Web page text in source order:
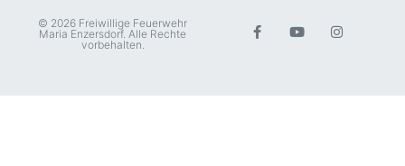
© 2026 Freiwillige Feuerwehr
Maria Enzersdorf. Alle Rechte
vorbehalten.